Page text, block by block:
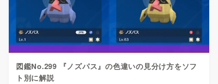
図鑑No.299 『ノズパス』の色違いの見分け方をソフ
ト別に解説